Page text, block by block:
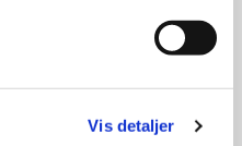
Vis detaljer
Kommune
en enestående natur.